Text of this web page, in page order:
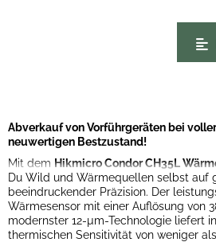
Abverkauf von Vorführgeräten bei
neuwertigen Bestzustand!
Mit dem Hikmicro Condor CH35L
Du Wild und Wärmequellen selbst auf
beeindruckender Präzision. Der
Wärmesensor mit einer Auflösung von
modernster 12-µm-Technologie liefert
thermischen Sensitivität von weniger